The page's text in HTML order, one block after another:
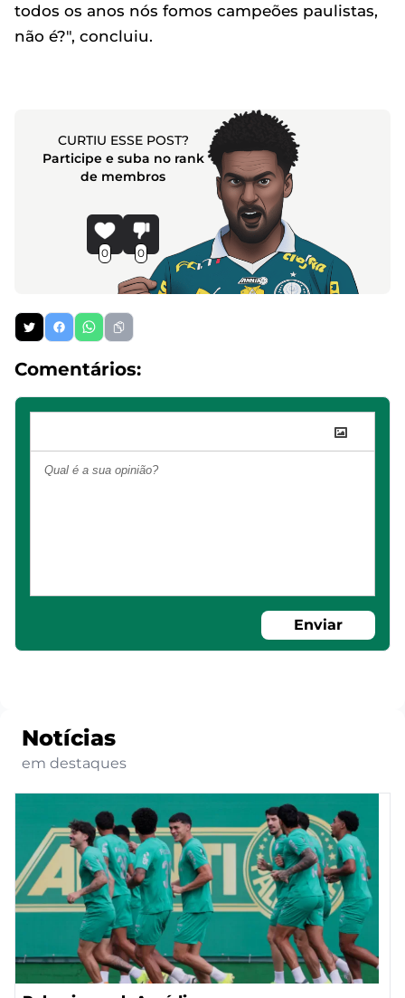
todos os anos nós fomos campeões paulistas,
não é?", concluiu.
CURTIU ESSE POST?
Participe e suba no rank
de membros
0 0
Comentários:
Enviar
Notícias
em destaques